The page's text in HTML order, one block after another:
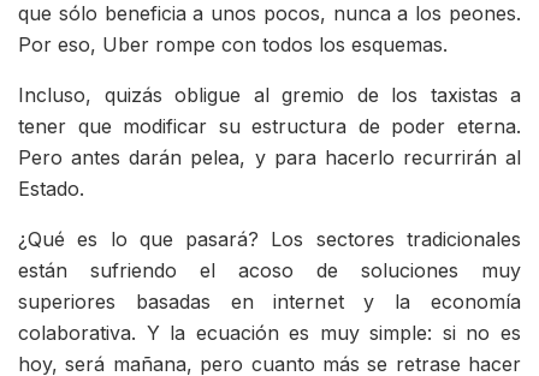
que sólo beneficia a unos pocos, nunca a los peones.
Por eso, Uber rompe con todos los esquemas.
Incluso, quizás obligue al gremio de los taxistas a
tener que modificar su estructura de poder eterna.
Pero antes darán pelea, y para hacerlo recurrirán al
Estado.
¿Qué es lo que pasará? Los sectores tradicionales
están sufriendo el acoso de soluciones muy
superiores basadas en internet y la economía
colaborativa. Y la ecuación es muy simple: si no es
hoy, será mañana, pero cuanto más se retrase hacer